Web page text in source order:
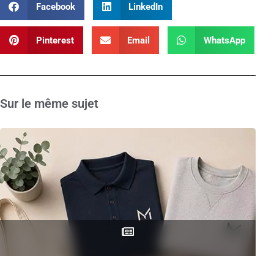
Facebook LinkedIn
Pinterest Email WhatsApp
Sur le même sujet